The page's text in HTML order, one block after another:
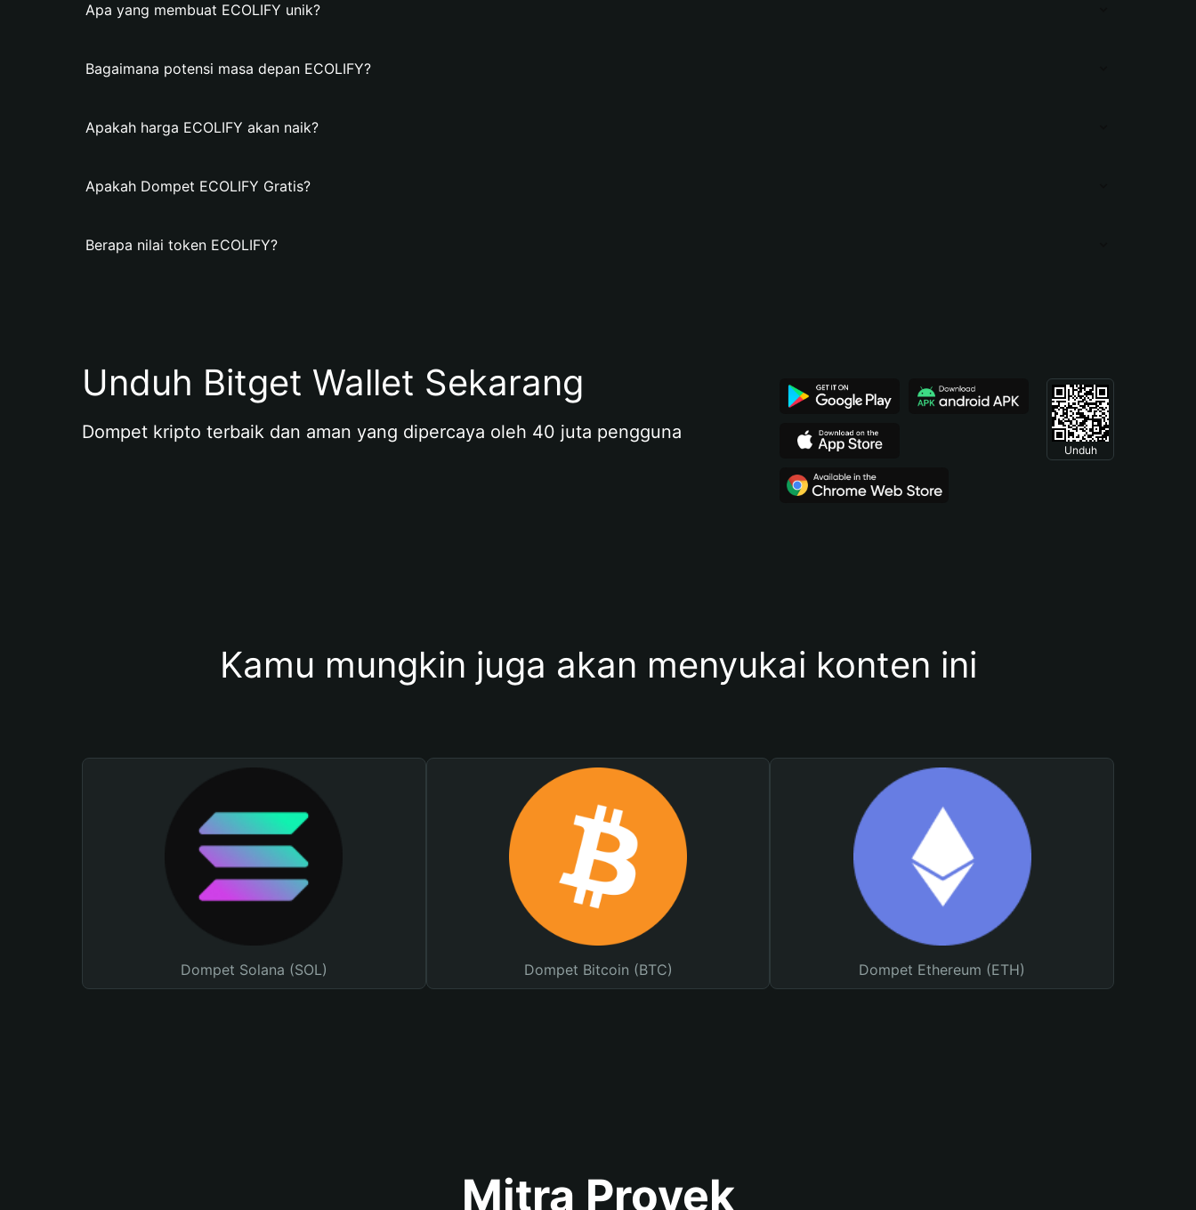
Apa yang membuat ECOLIFY unik?
Bagaimana potensi masa depan ECOLIFY?
Apakah harga ECOLIFY akan naik?
Apakah Dompet ECOLIFY Gratis?
Berapa nilai token ECOLIFY?
Unduh Bitget Wallet Sekarang
Dompet kripto terbaik dan aman yang dipercaya oleh 40 juta pengguna
Unduh
Kamu mungkin juga akan menyukai konten ini
Dompet Solana (SOL) Dompet Bitcoin (BTC) Dompet Ethereum (ETH)
Mitra Proyek